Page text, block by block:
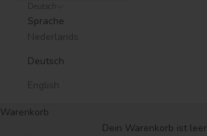
Deutsch
Sprache
Nederlands
Deutsch
English
Warenkorb
Dein Warenkorb ist leer